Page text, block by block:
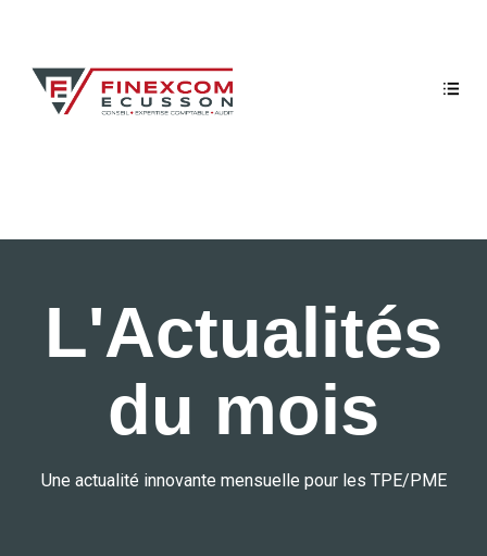
L'Actualités
du mois
Une actualité innovante mensuelle pour les TPE/PME